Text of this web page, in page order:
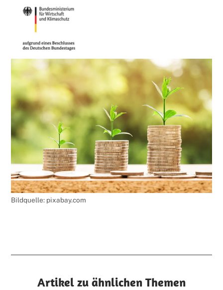
Bildquelle: pixabay.com
Artikel zu ähnlichen Themen